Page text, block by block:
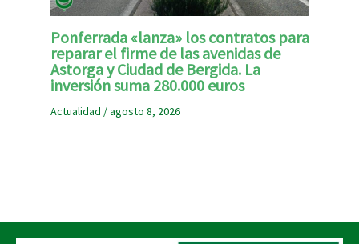
Ponferrada «lanza» los contratos para
reparar el firme de las avenidas de
Astorga y Ciudad de Bergida. La
inversión suma 280.000 euros
Actualidad /agosto 8, 2026